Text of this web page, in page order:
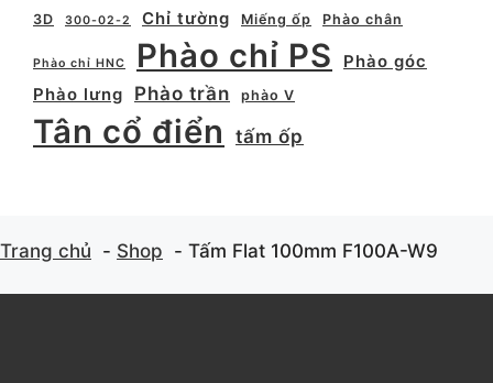
3D 300-02-2 Chỉ tường Miếng ốp Phào chân
Phào chỉ HNC Phào chỉ PS
Phào góc
Phào lưng
Phào trần phào V
Tân cổ điển tấm ốp
Trang chủ Shop Tấm Flat 100mm F100A-W9